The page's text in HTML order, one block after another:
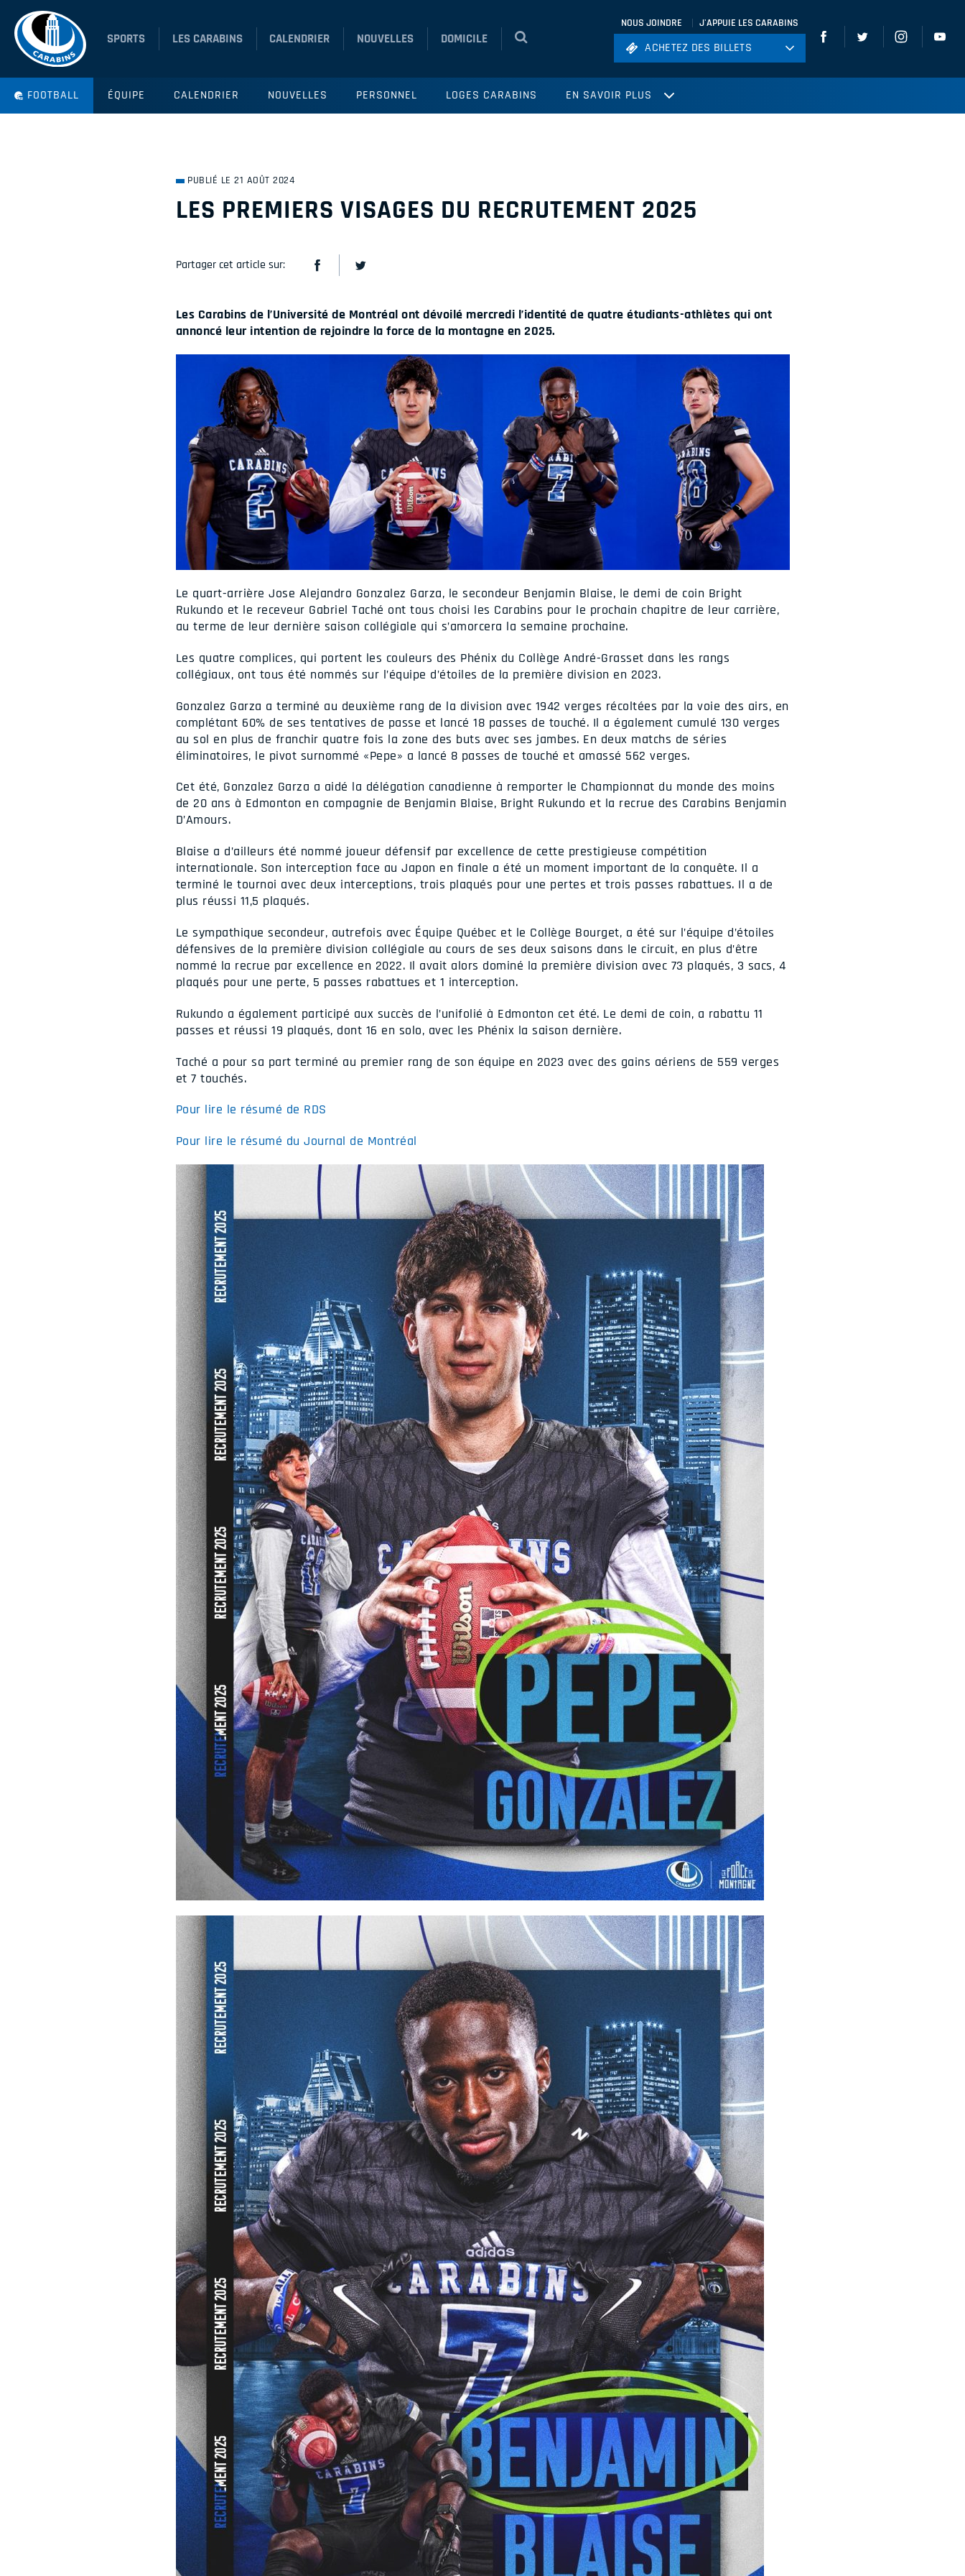
SPORTS LES CARABINS CALENDRIER NOUVELLES DOMICILE
NOUS JOINDRE J'APPUIE LES CARABINS
ACHETEZ DES BILLETS
Hockey
ACHETEZ DES BILLETS
FOOTBALL ÉQUIPE CALENDRIER NOUVELLES PERSONNEL LOGES CARABINS EN SAVOIR PLUS
PUBLIÉ LE 21 AOÛT 2024
LES PREMIERS VISAGES DU RECRUTEMENT 2025
Partager cet article sur:
Les Carabins de l’Université de Montréal ont dévoilé mercredi l’identité de quatre étudiants-athlètes qui ont
annoncé leur intention de rejoindre la force de la montagne en 2025.
Le quart-arrière Jose Alejandro Gonzalez Garza, le secondeur Benjamin Blaise, le demi de coin Bright
Rukundo et le receveur Gabriel Taché ont tous choisi les Carabins pour le prochain chapitre de leur carrière,
au terme de leur dernière saison collégiale qui s’amorcera la semaine prochaine.
Les quatre complices, qui portent les couleurs des Phénix du Collège André-Grasset dans les rangs
collégiaux, ont tous été nommés sur l’équipe d’étoiles de la première division en 2023.
Gonzalez Garza a terminé au deuxième rang de la division avec 1942 verges récoltées par la voie des airs, en
complétant 60% de ses tentatives de passe et lancé 18 passes de touché. Il a également cumulé 130 verges
au sol en plus de franchir quatre fois la zone des buts avec ses jambes. En deux matchs de séries
éliminatoires, le pivot surnommé «Pepe» a lancé 8 passes de touché et amassé 562 verges.
Cet été, Gonzalez Garza a aidé la délégation canadienne à remporter le Championnat du monde des moins
de 20 ans à Edmonton en compagnie de Benjamin Blaise, Bright Rukundo et la recrue des Carabins Benjamin
D’Amours.
Blaise a d’ailleurs été nommé joueur défensif par excellence de cette prestigieuse compétition
internationale. Son interception face au Japon en finale a été un moment important de la conquête. Il a
terminé le tournoi avec deux interceptions, trois plaqués pour une pertes et trois passes rabattues. Il a de
plus réussi 11,5 plaqués.
Le sympathique secondeur, autrefois avec Équipe Québec et le Collège Bourget, a été sur l’équipe d’étoiles
défensives de la première division collégiale au cours de ses deux saisons dans le circuit, en plus d’être
nommé la recrue par excellence en 2022. Il avait alors dominé la première division avec 73 plaqués, 3 sacs, 4
plaqués pour une perte, 5 passes rabattues et 1 interception.
Rukundo a également participé aux succès de l’unifolié à Edmonton cet été. Le demi de coin, a rabattu 11
passes et réussi 19 plaqués, dont 16 en solo, avec les Phénix la saison dernière.
Taché a pour sa part terminé au premier rang de son équipe en 2023 avec des gains aériens de 559 verges
et 7 touchés.
Pour lire le résumé de RDS
Pour lire le résumé du Journal de Montréal